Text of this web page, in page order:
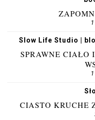
Slow Life Studio |
SPRAWNE CIAŁO
CIASTO KRUCHE